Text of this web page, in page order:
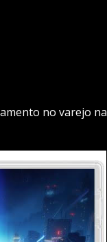
no varejo na